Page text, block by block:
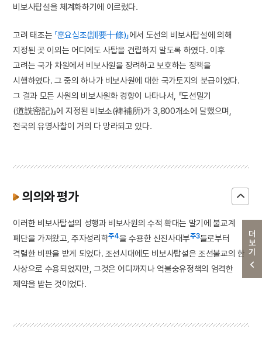
더보기
비보사탑설을 체계화하기에 이르렀다.
고려 태조는 「훈요십조(訓要十條)」에서 도선의 비보사탑설에 의해
지정된 곳 이외는 어디에도 사탑을 건립하지 말도록 하였다. 이후
고려는 국가 차원에서 비보사원을 장려하고 보호하는 정책을
시행하였다. 그 중의 하나가 비보사원에 대한 국가토지의 분급이었다.
그 결과 모든 사원의 비보사원화 경향이 나타나서, 『도선밀기
(道詵密記)』에 지정된 비보소(裨補所)가 3,800개소에 달했으며,
전국의 유명사찰이 거의 다 망라되고 있다.
의의와 평가
이러한 비보사탑설의 성행과 비보사원의 수적 확대는 말기에 불교계
폐단을 가져왔고, 주자성리학주4을 수용한 신진사대부주3들로부터
격렬한 비판을 받게 되었다. 조선시대에도 비보사탑설은 조선불교의 한
사상으로 수용되었지만, 그것은 어디까지나 억불숭유정책의 엄격한
제약을 받는 것이었다.